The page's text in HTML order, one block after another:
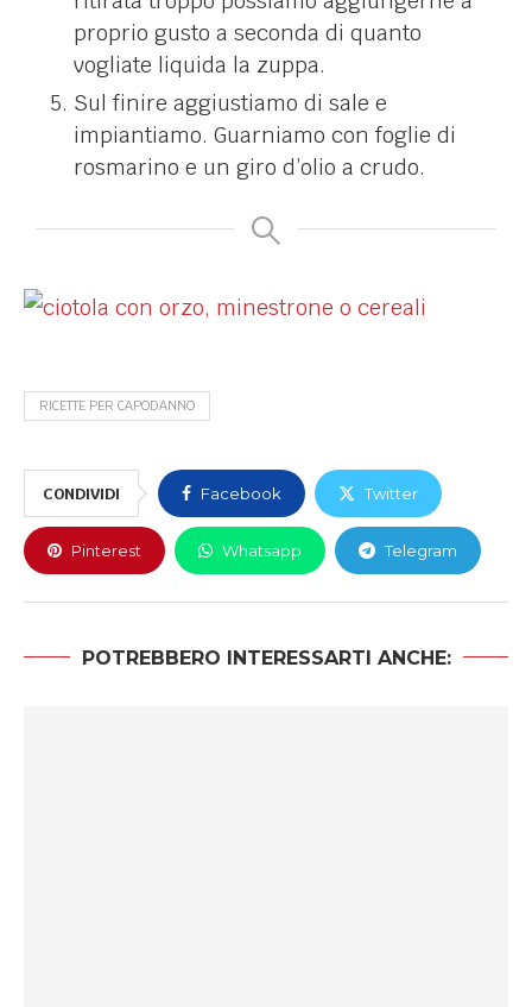
proprio gusto a seconda di quanto
vogliate liquida la zuppa.
Sul finire aggiustiamo di sale e
impiantiamo. Guarniamo con foglie di
rosmarino e un giro d’olio a crudo.
RICETTE PER CAPODANNO
CONDIVIDI Facebook Twitter
Pinterest Whatsapp Telegram
POTREBBERO INTERESSARTI ANCHE: